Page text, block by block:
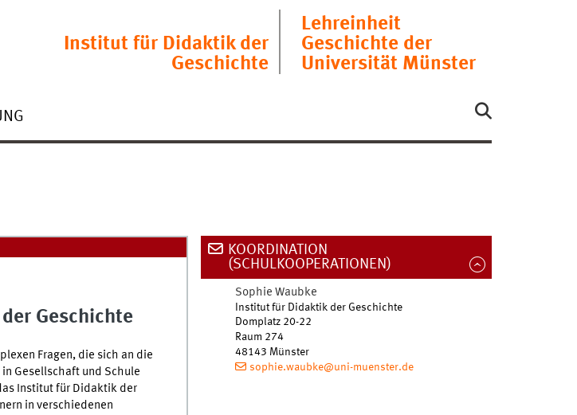
Lehreinheit
Geschichte der
Universität Münster
Institut für Didaktik der
Geschichte
Geschichte
Fragen, die sich an die
Gesellschaft und Schule
Institut für Didaktik der
in verschiedenen
KOORDINATION
(SCHULKOOPERATIONEN)
Sophie Waubke
Institut für Didaktik der Geschichte
Domplatz 20-22
Raum 274
48143 Münster
sophie.waubke@uni-muenster.de